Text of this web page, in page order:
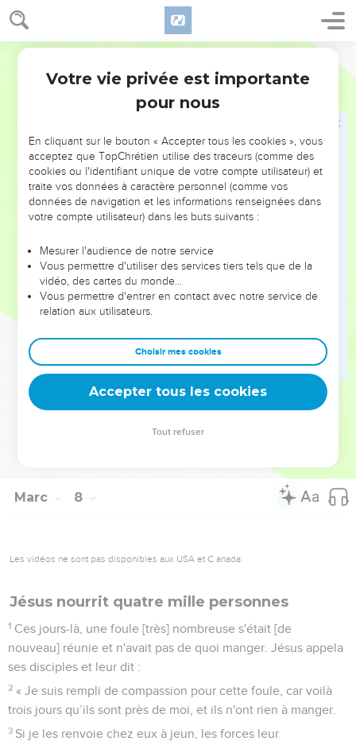
Marc 7
sous la table, mangent les miettes des enfants. »
Alors il lui dit : « A cause de cette parole, tu peux t’en
aller : le démon est sorti de ta fille. »
Et quand elle rentra chez elle, elle trouva l'enfant couchée
sur le lit : le démon était sorti.
Jésus guérit un homme sourd et muet
Jésus quitta le territoire de Tyr et revint par Sidon vers le
lac de Galilée en traversant la région de la Décapole.
On lui amena un sourd qui avait de la difficulté à parler et
Il le prit à part loin de la foule, lui mit les doigts dans les
oreilles et lui toucha la langue avec sa propre salive.
Puis il leva les yeux au ciel, soupira et dit : « Ephphatha » –
c'est-à-dire « Ouvre-toi ».
Aussitôt ses oreilles s'ouvrirent, sa langue se délia et il se
mit à parler correctement.
Jésus leur recommanda de n'en parler à personne, mais
plus il le leur recommandait, plus ils le proclamaient.
Remplis d'étonnement, ils disaient : « Il fait tout à
Marc 8
Les vidéos ne sont pas disponibles aux USA et C anada.
Jésus nourrit quatre mille personnes
1 Ces jours-là, une foule [très] nombreuse s'était [de
nouveau] réunie et n'avait pas de quoi manger. Jésus appela
ses disciples et leur dit :
2 « Je suis rempli de compassion pour cette foule, car voilà
trois jours qu’ils sont près de moi, et ils n'ont rien à manger.
3 Si je les renvoie chez eux à jeun, les forces leur
Votre vie privée est importante
pour nous
En cliquant sur le bouton « Accepter tous les cookies », vous
acceptez que TopChrétien utilise des traceurs (comme des
cookies ou l'identifiant unique de votre compte utilisateur) et
traite vos données à caractère personnel (comme vos
données de navigation et les informations renseignées dans
votre compte utilisateur) dans les buts suivants :
Mesurer l'audience de notre service
Vous permettre d'utiliser des services tiers tels que de la
vidéo, des cartes du monde…
Vous permettre d'entrer en contact avec notre service de
relation aux utilisateurs.
Choisir mes cookies
Accepter tous les cookies
Tout refuser